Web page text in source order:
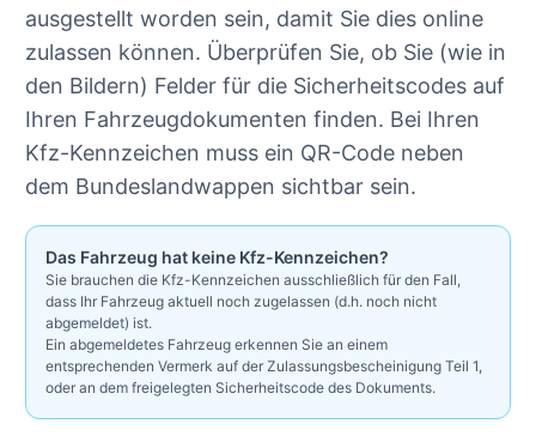
ausgestellt worden sein, damit Sie dies online
zulassen können. Überprüfen Sie, ob Sie (wie in
den Bildern) Felder für die Sicherheitscodes auf
Ihren Fahrzeugdokumenten finden. Bei Ihren
Kfz-Kennzeichen muss ein QR-Code neben
dem Bundeslandwappen sichtbar sein.
Das Fahrzeug hat keine Kfz-Kennzeichen?
Sie brauchen die Kfz-Kennzeichen ausschließlich für den Fall,
dass Ihr Fahrzeug aktuell noch zugelassen (d.h. noch nicht
abgemeldet) ist.
Ein abgemeldetes Fahrzeug erkennen Sie an einem
entsprechenden Vermerk auf der Zulassungsbescheinigung Teil 1,
oder an dem freigelegten Sicherheitscode des Dokuments.